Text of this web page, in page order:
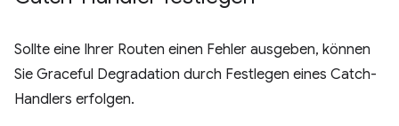
Sollte eine Ihrer Routen einen Fehler ausgeben, können
Sie Graceful Degradation durch Festlegen eines Catch-
Handlers erfolgen.